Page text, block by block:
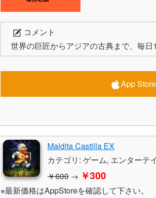
コメント
世界の巨匠からアジアの古典まで、毎日
App
Maldita Castilla EX
カテゴリ: ゲーム, エンターテ
￥600 → ￥300
※最新価格はAppStoreを確認して下さい。